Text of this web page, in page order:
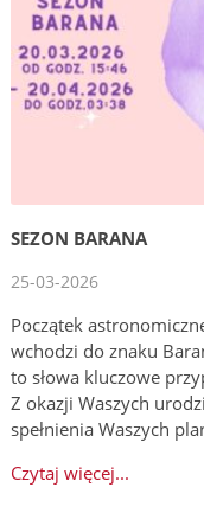
SEZON BARANA
25-03-2026
Początek
wchodzi do znaku
to słowa kluczowe
Z okazji Waszych
spełnienia Waszych
Czytaj więcej...